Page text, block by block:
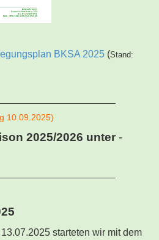
BKSA 2025 (Stand:
10.09.2025)
2025/2026 unter -
starteten wir mit dem